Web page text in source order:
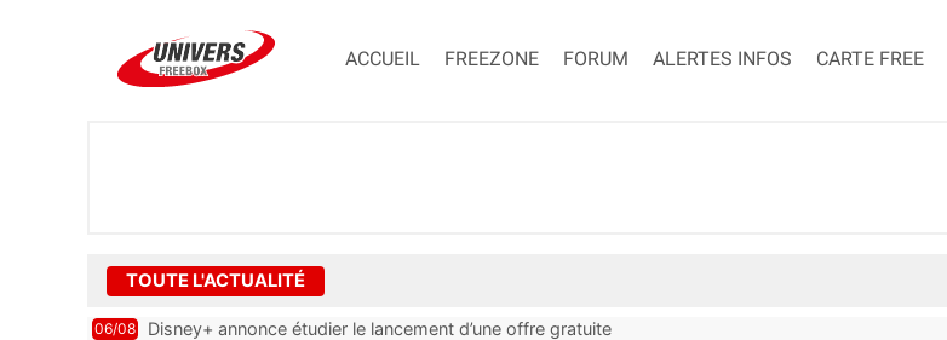
ACCUEIL FREEZONE FORUM ALERTES INFOS CARTE FREE
TOUTE L'ACTUALITÉ
06/08 Disney+ annonce étudier le lancement d’une offre gratuite